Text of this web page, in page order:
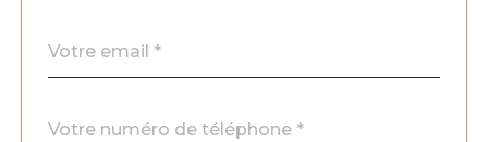
*
*